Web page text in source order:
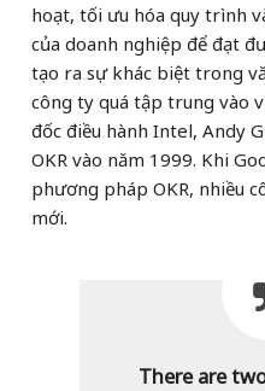
hoạt, tối ưu hóa quy trình
của doanh nghiệp để đạt
tạo ra sự khác biệt trong
công ty quá tập trung vào
đốc điều hành Intel, Andy
OKR vào năm 1999. Khi
phương pháp OKR, nhiều
mới.
There are